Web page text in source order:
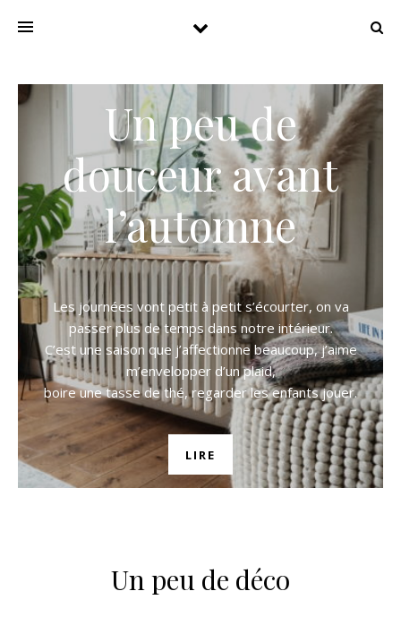
Un peu de
douceur avant
l’automne
Les journées vont petit à petit s’écourter, on va
passer plus de temps dans notre intérieur.
C’est une saison que j’affectionne beaucoup, j’aime
m’envelopper d’un plaid,
boire une tasse de thé, regarder les enfants jouer.
LIRE
Un peu de déco